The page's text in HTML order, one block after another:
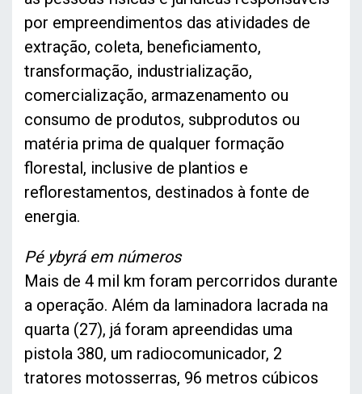
por empreendimentos das atividades de
extração, coleta, beneficiamento,
transformação, industrialização,
comercialização, armazenamento ou
consumo de produtos, subprodutos ou
matéria prima de qualquer formação
florestal, inclusive de plantios e
reflorestamentos, destinados à fonte de
energia.
Pé ybyrá em números
Mais de 4 mil km foram percorridos durante
a operação. Além da laminadora lacrada na
quarta (27), já foram apreendidas uma
pistola 380, um radiocomunicador, 2
tratores motosserras, 96 metros cúbicos